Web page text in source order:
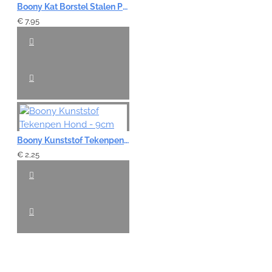
Boony Kat Borstel Stalen Pennen - M
€ 7,95
Boony Kunststof Tekenpen Hond - 9cm
€ 2,25